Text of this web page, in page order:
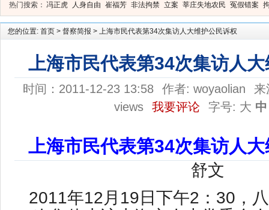
热门搜索： 冯正虎 人身自由 崔福芳 非法拘禁 立案 莘庄失地农民 冤假错案
叶剑 刑事拘留 信息公开 叶桂香
您的位置: 首页 > 督察简报 > 上海市民代表第34次集访人大维护公民诉权
上海市民代表第34次集访人
时间：2011-12-23 13:58 作者: woyaolian
views
我要评论 字号: 大 中
上海市民代表第34次集访人
舒文
2011年12月19日下午2：30，